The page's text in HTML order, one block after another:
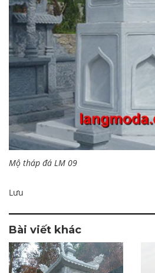
Mộ tháp đá LM 09
Lưu
Bài viết khác